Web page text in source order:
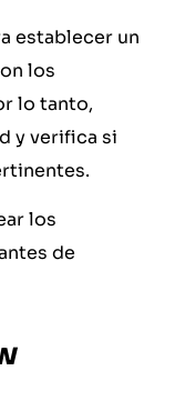
establecer un
los
lo tanto,
y verifica si
los
de